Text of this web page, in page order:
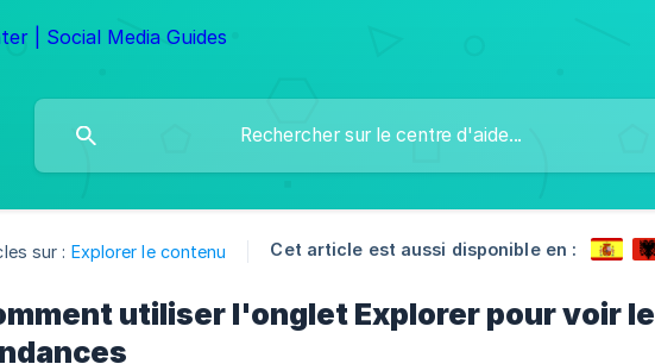
sur : Explorer le contenu Cet article est aussi disponible en :
utiliser l'onglet Explorer pour voir